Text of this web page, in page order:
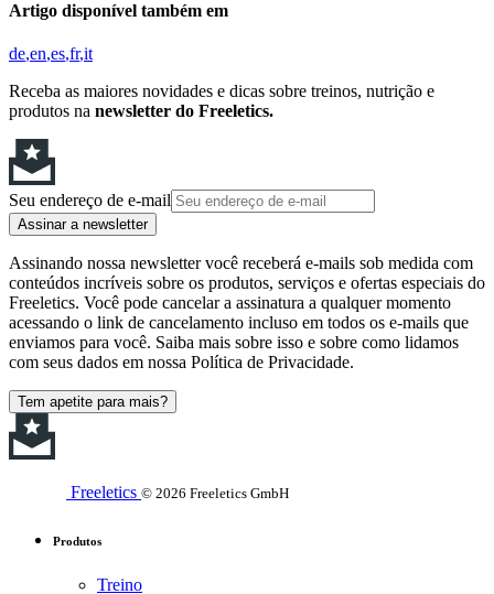
Artigo disponível também em
de en es fr it
Receba as maiores novidades e dicas sobre treinos, nutrição e
produtos na newsletter do Freeletics.
Seu endereço de e-mail
Assinar a newsletter
Assinando nossa newsletter você receberá e-mails sob medida com
conteúdos incríveis sobre os produtos, serviços e ofertas especiais do
Freeletics. Você pode cancelar a assinatura a qualquer momento
acessando o link de cancelamento incluso em todos os e-mails que
enviamos para você. Saiba mais sobre isso e sobre como lidamos
com seus dados em nossa Política de Privacidade.
Tem apetite para mais?
Freeletics © 2026 Freeletics GmbH
Produtos
Treino